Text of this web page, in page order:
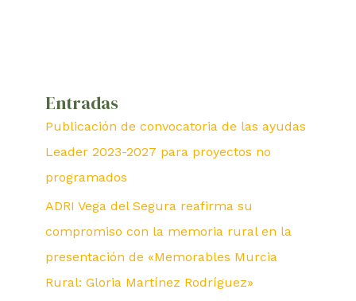
Entradas
Publicación de convocatoria de las ayudas
Leader 2023-2027 para proyectos no
programados
ADRI Vega del Segura reafirma su
compromiso con la memoria rural en la
presentación de «Memorables Murcia
Rural: Gloria Martínez Rodríguez»